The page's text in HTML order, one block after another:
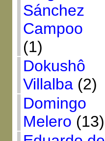
Sánchez
Campoo
(1)
Dokushô
Villalba(2)
Domingo
Melero (13)